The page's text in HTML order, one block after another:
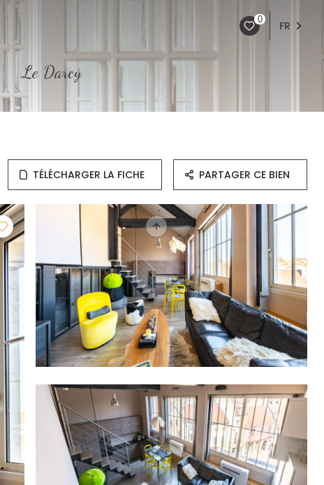
0 FR
Le Darcy
TÉLÉCHARGER LA FICHE PARTAGER CE BIEN